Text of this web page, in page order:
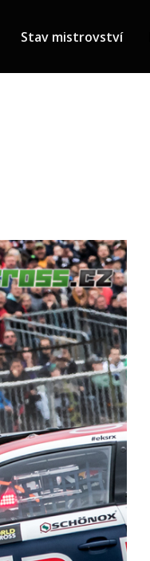
Stav mistrovství